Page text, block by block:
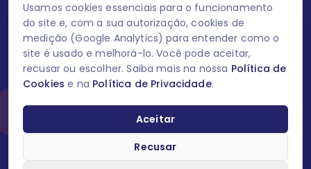
Usamos cookies essenciais para o funcionamento
do site e, com a sua autorização, cookies de
medição (Google Analytics) para entender como o
site é usado e melhorá-lo. Você pode aceitar,
recusar ou escolher. Saiba mais na nossa Política de
Cookies e na Política de Privacidade.
Aceitar
Recusar
Se estiver no programa semprecuidando, comunique aquiuma
reação adversa com os produtos Servier. Este site contém
informações para o público leigo e para os profissionais de saúde
do Brasil habilitados a prescrever medicamentos. M-AS ONE-BR-
202606-00013 / Agosto 2026.
O laboratório Servier do Brasil respeita os seus dados! Caso deseje
dados pessoais você pode fazê-lo a qualquer momento entrando
em contato através do site www.semprecuidando.com.br na opção
fale conosco.